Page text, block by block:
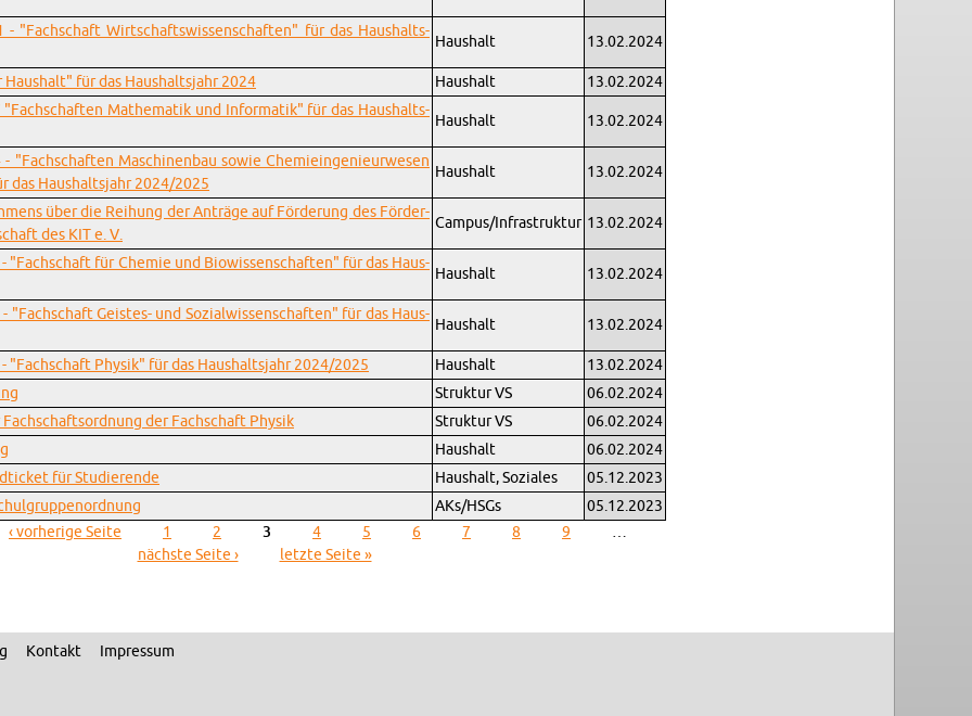
- "Fach­schaft Wirt­schafts­wis­sen­schaf­ten" für das Haus­halts­
Haus­halt 13.02.2024
für das Haus­halts­jahr 2024 Haus­halt
13.02.2024
"Fach­schaf­ten Ma­the­ma­tik und In­for­ma­tik" für das Haus­halts­
Haus­halt 13.02.2024
- "Fach­schaf­ten Ma­schi­nen­bau sowie Che­mie­in­ge­nieur­we­sen
das Haus­halts­jahr 2024/2025
Haus­halt 13.02.2024
über die Rei­hung der An­trä­ge auf För­de­rung des För­der­
des KIT e. V.
Cam­pus/In­fra­struk­tur 13.02.2024
"Fach­schaft für Che­mie und Bio­wis­sen­schaf­ten" für das Haus­
Haus­halt 13.02.2024
"Fach­schaft Geis­tes- und So­zi­al­wis­sen­schaf­ten" für das Haus­
Haus­halt 13.02.2024
"Fach­schaft Phy­sik" für das Haus­halts­jahr 2024/2025 Haus­halt
13.02.2024
Struk­tur VS
06.02.2024
der Fach­schaft Phy­sik
Struk­tur VS
06.02.2024
Haus­halt
06.02.2024
für Stu­die­ren­de
Haus­halt, So­zia­les
05.12.2023
AKs/HSGs 05.12.2023
‹ vor­he­ri­ge Seite 1 2 3 4 5 6 7 8 9
…
nächs­te Seite ›
letz­te Seite »
Kon­takt
Im­pres­sum